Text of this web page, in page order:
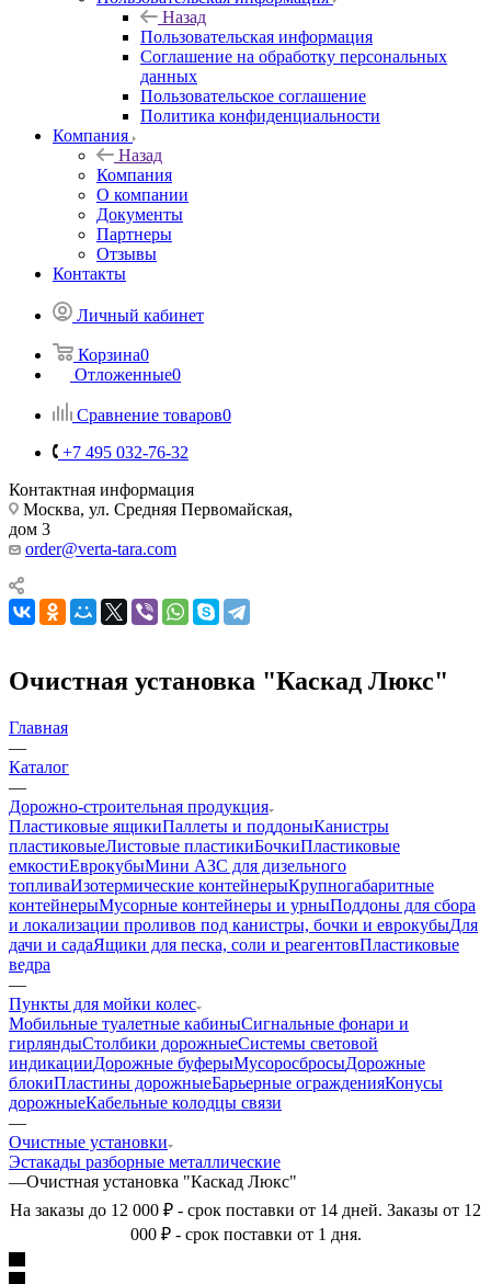
Назад
Пользовательская информация
Соглашение на обработку персональных
данных
Пользовательское соглашение
Политика конфиденциальности
Компания
Назад
Компания
О компании
Документы
Партнеры
Отзывы
Контакты
Личный кабинет
Корзина0
Отложенные0
Сравнение товаров0
+7 495 032-76-32
Контактная информация
Москва, ул. Средняя Первомайская,
дом 3
order@verta-tara.com
Очистная установка "Каскад Люкс"
Главная
—
Каталог
—
Дорожно-строительная продукция
Пластиковые ящикиПаллеты и поддоныКанистры
пластиковыеЛистовые пластикиБочкиПластиковые
емкостиЕврокубыМини АЗС для дизельного
топливаИзотермические контейнерыКрупногабаритные
контейнерыМусорные контейнеры и урныПоддоны для сбора
и локализации проливов под канистры, бочки и еврокубыДля
дачи и садаЯщики для песка, соли и реагентовПластиковые
ведра
—
Пункты для мойки колес
Мобильные туалетные кабиныСигнальные фонари и
гирляндыСтолбики дорожныеСистемы световой
индикацииДорожные буферыМусоросбросыДорожные
блокиПластины дорожныеБарьерные огражденияКонусы
дорожныеКабельные колодцы связи
—
Очистные установки
Эстакады разборные металлические
—Очистная установка "Каскад Люкс"
На заказы до 12 000 ₽ - срок поставки от 14 дней. Заказы от 12
000 ₽ - срок поставки от 1 дня.